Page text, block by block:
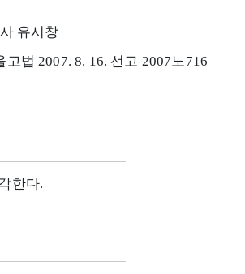
유시창
고법 2007. 8. 16. 선고 2007노716
한다.